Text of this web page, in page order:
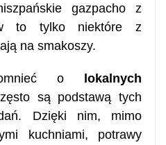
gazpacho z
to tylko niektóre z
na smakoszy.
o lokalnych
są podstawą tych
Dzięki nim, mimo
kuchniami, potrawy